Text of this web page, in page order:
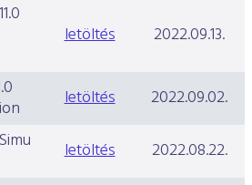
letöltés
2022.09.13.
letöltés
2022.09.02.
letöltés
2022.08.22.